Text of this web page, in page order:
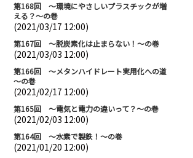
第168回 ～環境にやさしいプラスチックが増
える？～の巻
(2021/03/17 12:00)
第167回 ～脱炭素化は止まらない！～の巻
(2021/03/03 12:00)
第166回 ～メタンハイドレート実用化への道
～の巻
(2021/02/17 12:00)
第165回 ～電気と電力の違いって？～の巻
(2021/02/03 12:00)
第164回 ～水素で製鉄！～の巻
(2021/01/20 12:00)